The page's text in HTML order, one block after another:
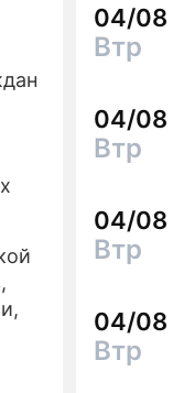
04/08
Втр
04/08
Втр
04/08
Втр
04/08
Втр